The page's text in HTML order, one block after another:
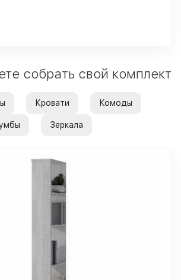
собрать свой комплект
Кровати Комоды
Зеркала